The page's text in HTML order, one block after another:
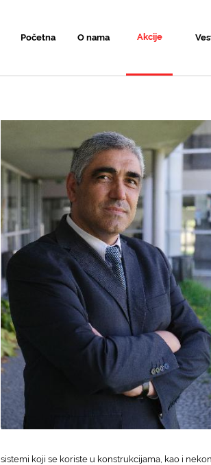
Početna O nama Akcije
sistemi koji se koriste u konstrukcijama, kao i